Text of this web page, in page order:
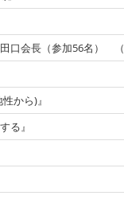
口会長（参加56名） （
から)』
る』